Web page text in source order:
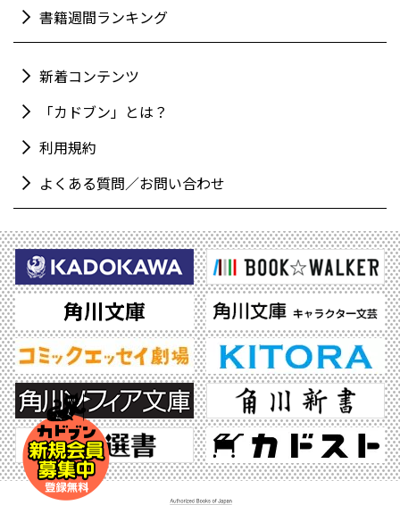
書籍週間ランキング
新着コンテンツ
「カドブン」とは？
利用規約
よくある質問／お問い合わせ